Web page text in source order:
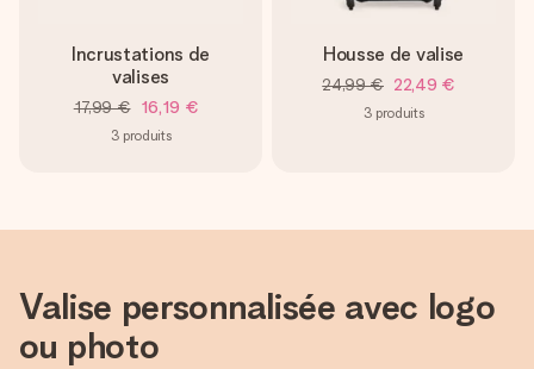
Incrustations de
valises
17,99 € 16,19 €
3 produits
Housse de valise
24,99 € 22,49 €
3 produits
Valise personnalisée avec logo
ou photo